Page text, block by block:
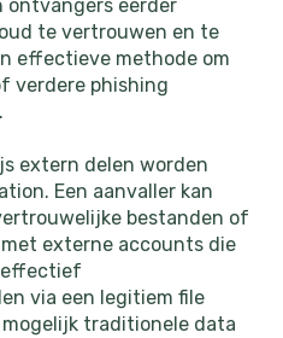
eerder
te vertrouwen en te
effectieve methode om
verdere phishing
extern delen worden
Een aanvaller kan
bestanden of
externe accounts die
effectief
via een legitiem file
traditionele data